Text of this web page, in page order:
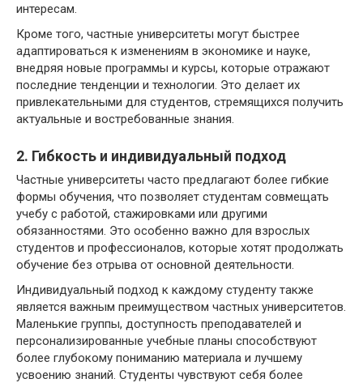
интересам.
Кроме того, частные университеты могут быстрее
адаптироваться к изменениям в экономике и науке,
внедряя новые программы и курсы, которые отражают
последние тенденции и технологии. Это делает их
привлекательными для студентов, стремящихся получить
актуальные и востребованные знания.
2. Гибкость и индивидуальный подход
Частные университеты часто предлагают более гибкие
формы обучения, что позволяет студентам совмещать
учебу с работой, стажировками или другими
обязанностями. Это особенно важно для взрослых
студентов и профессионалов, которые хотят продолжать
обучение без отрыва от основной деятельности.
Индивидуальный подход к каждому студенту также
является важным преимуществом частных университетов.
Маленькие группы, доступность преподавателей и
персонализированные учебные планы способствуют
более глубокому пониманию материала и лучшему
усвоению знаний. Студенты чувствуют себя более